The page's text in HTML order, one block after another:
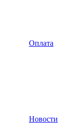
Оплата
Новости